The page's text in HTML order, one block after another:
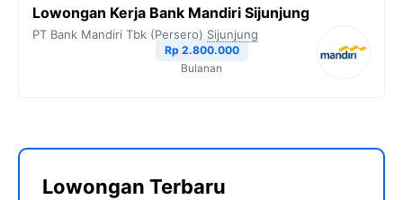
Lowongan Kerja Bank Mandiri Sijunjung
PT Bank Mandiri Tbk (Persero) Sijunjung
Rp 2.800.000
Bulanan
Lowongan Terbaru